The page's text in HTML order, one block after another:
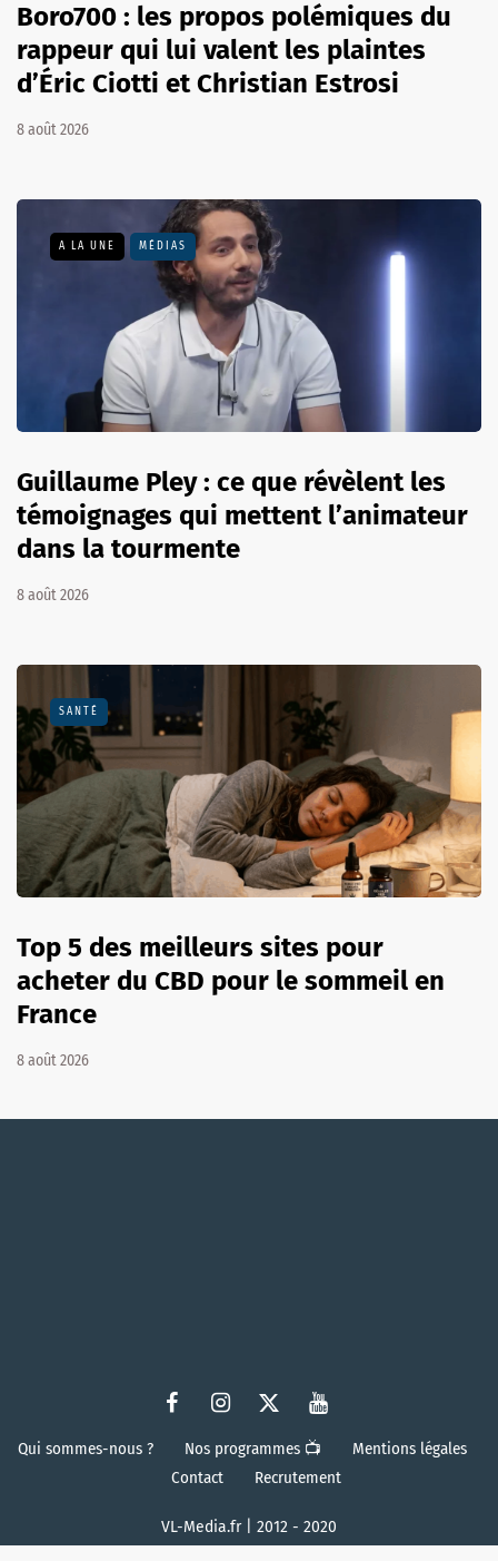
Boro700 : les propos polémiques du
rappeur qui lui valent les plaintes
d’Éric Ciotti et Christian Estrosi
8 août 2026
A LA UNE MÉDIAS
Guillaume Pley : ce que révèlent les
témoignages qui mettent l’animateur
dans la tourmente
8 août 2026
SANTÉ
Top 5 des meilleurs sites pour
acheter du CBD pour le sommeil en
France
8 août 2026
Qui sommes-nous ? Nos programmes 📺
Mentions légales
Contact
Recrutement
VL-Media.fr | 2012 - 2020